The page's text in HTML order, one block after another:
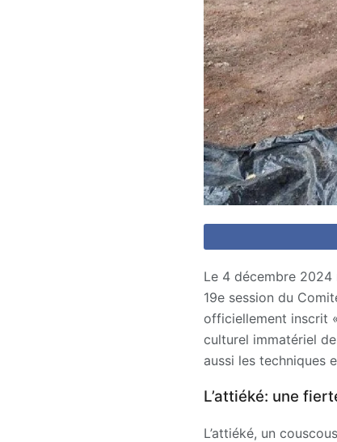
Le 4 décembre 2024
19e session du
officiellement inscrit
culturel immatériel
aussi les techniques
L’attiéké: une
L’attiéké, un